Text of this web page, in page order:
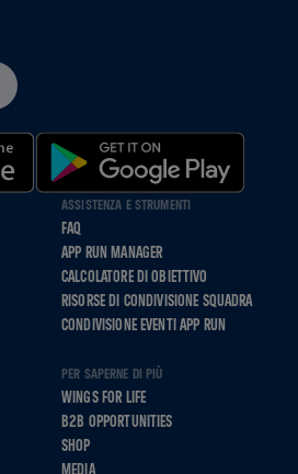
ASSISTENZA E STRUMENTI
FAQ
APP RUN MANAGER
CALCOLATORE DI OBIETTIVO
RISORSE DI CONDIVISIONE SQUADRA
CONDIVISIONE EVENTI APP RUN
PER SAPERNE DI PIÙ
WINGS FOR LIFE
B2B OPPORTUNITIES
SHOP
MEDIA